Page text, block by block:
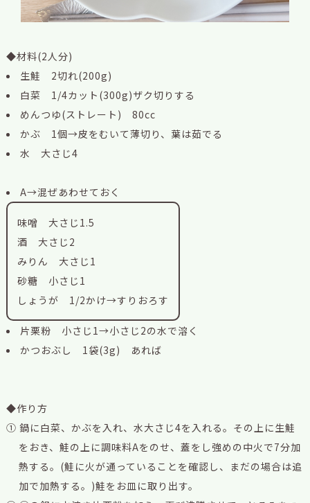
◆材料(2人分)
生鮭 2切れ(200g)
白菜 1/4カット(300g)ザク切りする
めんつゆ(ストレート) 80cc
かぶ 1個→皮をむいて薄切り、葉は茹でる
水 大さじ4
A→混ぜあわせておく
味噌 大さじ1.5
酒 大さじ2
みりん 大さじ1
砂糖 小さじ1
しょうが 1/2かけ→すりおろす
片栗粉 小さじ1→小さじ2の水で溶く
かつおぶし 1袋(3g) あれば
◆作り方
① 鍋に白菜、かぶを入れ、水大さじ4を入れる。その上に生鮭
をおき、鮭の上に調味料Aをのせ、蓋をし強めの中火で7分加
熱する。(鮭に火が通っていることを確認し、まだの場合は追
加で加熱する。)鮭をお皿に取り出す。